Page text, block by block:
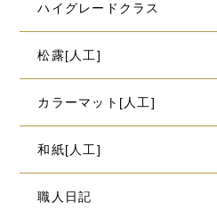
ハイグレードクラス
松露[人工]
カラーマット[人工]
和紙[人工]
職人日記